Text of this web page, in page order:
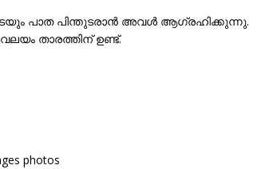
പാത പിന്തുടരാൻ അവൾ ആഗ്രഹിക്കുന്നു.
താരത്തിന് ഉണ്ട്.
photos